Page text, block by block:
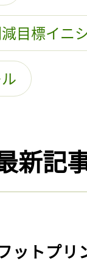
目標イニ
新記
ットプリ